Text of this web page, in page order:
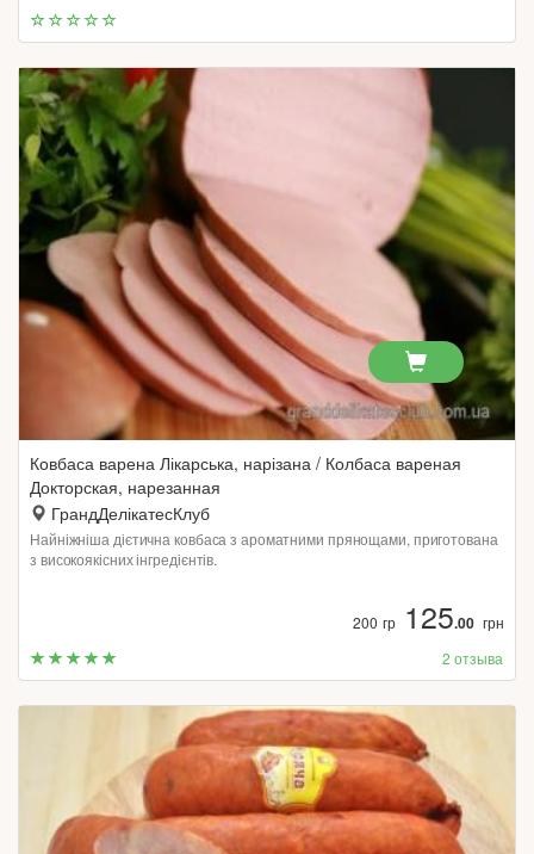
Ковбаса варена Лікарська, нарізана / Колбаса вареная
Докторская, нарезанная
ГрандДелікатесКлуб
Найніжніша дієтична ковбаса з ароматними прянощами, приготована
з високоякісних інгредієнтів.
200 гр125.00 грн
2 отзыва